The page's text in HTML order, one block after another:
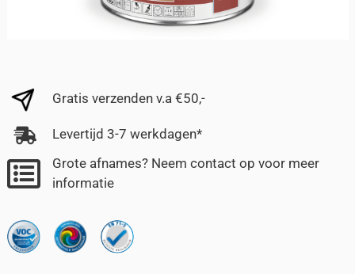
Gratis verzenden v.a €50,-
Levertijd 3-7 werkdagen*
Grote afnames? Neem contact op voor meer
informatie